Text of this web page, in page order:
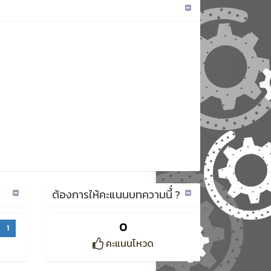
1
ต้องการให้คะแนนบทความนี้่ ?
0
คะแนนโหวด